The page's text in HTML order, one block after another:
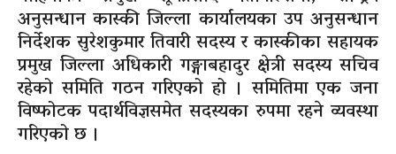
अनुसन्धान कास्की जिल्ला कार्यालयका उप अनुसन्धान
निर्देशक सुरेशकुमार तिवारी सदस्य र कास्कीका सहायक
प्रमुख जिल्ला अधिकारी गङ्गाबहादुर क्षेत्री सदस्य सचिव
रहेको समिति गठन गरिएको हो । समितिमा एक जना
विष्फोटक पदार्थविज्ञसमेत सदस्यका रुपमा रहने व्यवस्था
गरिएको छ ।